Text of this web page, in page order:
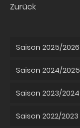
Zurück
Saison 2025/2026
Saison 2024/2025
Saison 2023/2024
Saison 2022/2023